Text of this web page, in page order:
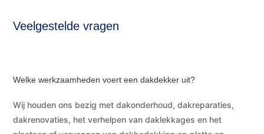
Veelgestelde vragen
Welke werkzaamheden voert een dakdekker uit?
Wij houden ons bezig met dakonderhoud, dakreparaties,
dakrenovaties, het verhelpen van daklekkages en het